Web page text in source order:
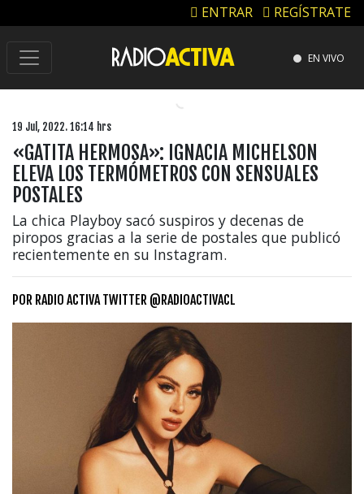
ENTRAR REGÍSTRATE
EN VIVO
19 Jul, 2022. 16:14 hrs
«GATITA HERMOSA»: IGNACIA MICHELSON
ELEVA LOS TERMÓMETROS CON SENSUALES
POSTALES
La chica Playboy sacó suspiros y decenas de
piropos gracias a la serie de postales que publicó
recientemente en su Instagram.
POR RADIO ACTIVA TWITTER @RADIOACTIVACL